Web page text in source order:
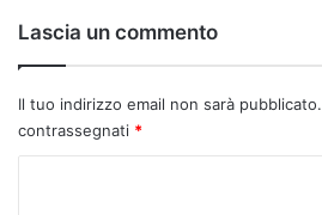
Lascia un commento
Il tuo indirizzo email non sarà pubblicato.
contrassegnati *